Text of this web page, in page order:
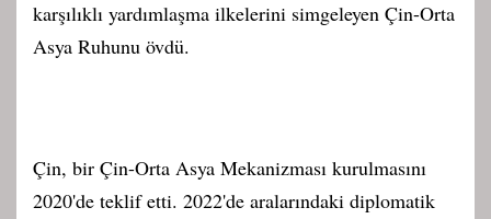
karşılıklı yardımlaşma ilkelerini simgeleyen Çin-Orta
Asya Ruhunu övdü.
Çin, bir Çin-Orta Asya Mekanizması kurulmasını
2020'de teklif etti. 2022'de aralarındaki diplomatik